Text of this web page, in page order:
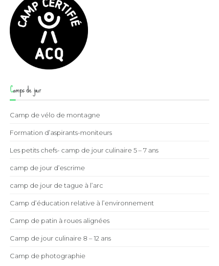
Camps de jour
Camp de vélo de montagne
Formation d’aspirants-moniteurs
Les petits chefs- camp de jour culinaire 5 – 7 ans
camp de jour d’escrime
camp de jour de tague à l’arc
Camp d’éducation relative à l’environnement
Camp de patin à roues alignées
Camp de jour culinaire 8 – 12 ans
Camp de photographie